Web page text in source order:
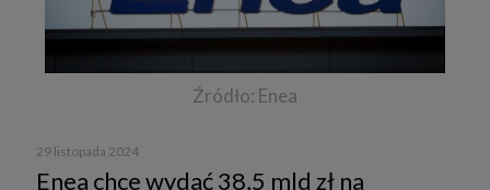
Źródło: Enea
29 listopada 2024
Enea chce wydać 38,5 mld zł na